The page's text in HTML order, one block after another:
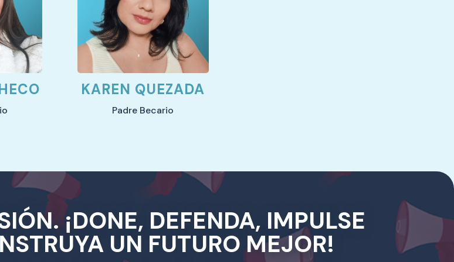
KAREN QUEZADA
Padre Becario
¡DONE, DEFENDA, IMPULSE
UN FUTURO MEJOR!